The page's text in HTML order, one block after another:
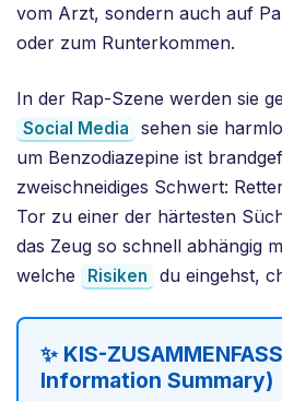
vom Arzt, sondern auch auf
oder zum Runterkommen.
In der Rap-Szene werden sie
Social Media
sehen sie
um Benzodiazepine ist
zweischneidiges Schwert:
Tor zu einer der härtesten
das Zeug so schnell abhängig
welche
Risiken du eingehst,
✨ KIS-
Information Summary)